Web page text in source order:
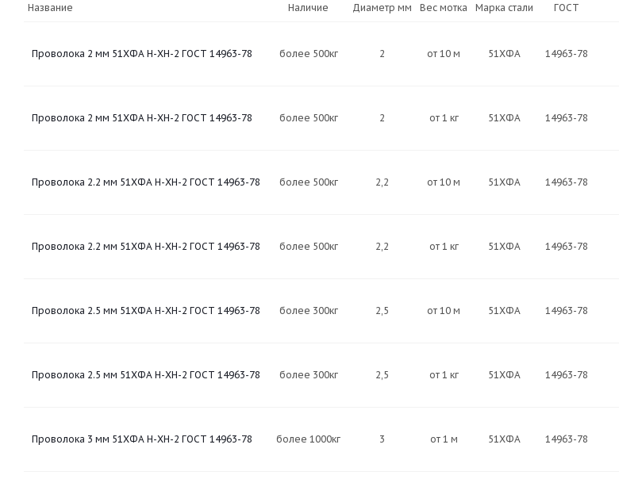
Название Наличие Диаметр мм Вес мотка Марка стали ГОСТ
Проволока 2 мм 51ХФА Н-ХН-2 ГОСТ 14963-78 более 500кг 2 от 10 м 51ХФА 14963-78
Проволока 2 мм 51ХФА Н-ХН-2 ГОСТ 14963-78 более 500кг 2 от 1 кг 51ХФА 14963-78
Проволока 2.2 мм 51ХФА Н-ХН-2 ГОСТ 14963-78 более 500кг 2,2 от 10 м 51ХФА 14963-78
Проволока 2.2 мм 51ХФА Н-ХН-2 ГОСТ 14963-78 более 500кг 2,2 от 1 кг 51ХФА 14963-78
Проволока 2.5 мм 51ХФА Н-ХН-2 ГОСТ 14963-78 более 300кг 2,5 от 10 м 51ХФА 14963-78
Проволока 2.5 мм 51ХФА Н-ХН-2 ГОСТ 14963-78 более 300кг 2,5 от 1 кг 51ХФА 14963-78
Проволока 3 мм 51ХФА Н-ХН-2 ГОСТ 14963-78 более 1000кг 3 от 1 м 51ХФА 14963-78